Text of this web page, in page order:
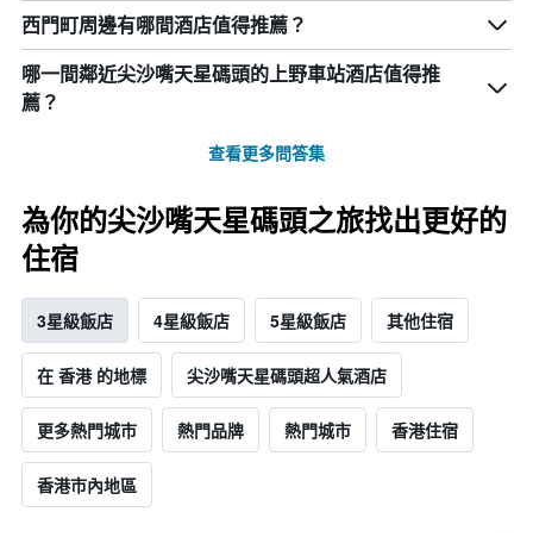
西門町周邊有哪間酒店值得推薦？
哪一間鄰近尖沙嘴天星碼頭的上野車站酒店值得推
薦？
查看更多問答集
為你的尖沙嘴天星碼頭之旅找出更好的
住宿
3星級飯店 4星級飯店 5星級飯店 其他住宿
在 香港 的地標 尖沙嘴天星碼頭超人氣酒店
更多熱門城市 熱門品牌 熱門城市 香港住宿
香港市內地區